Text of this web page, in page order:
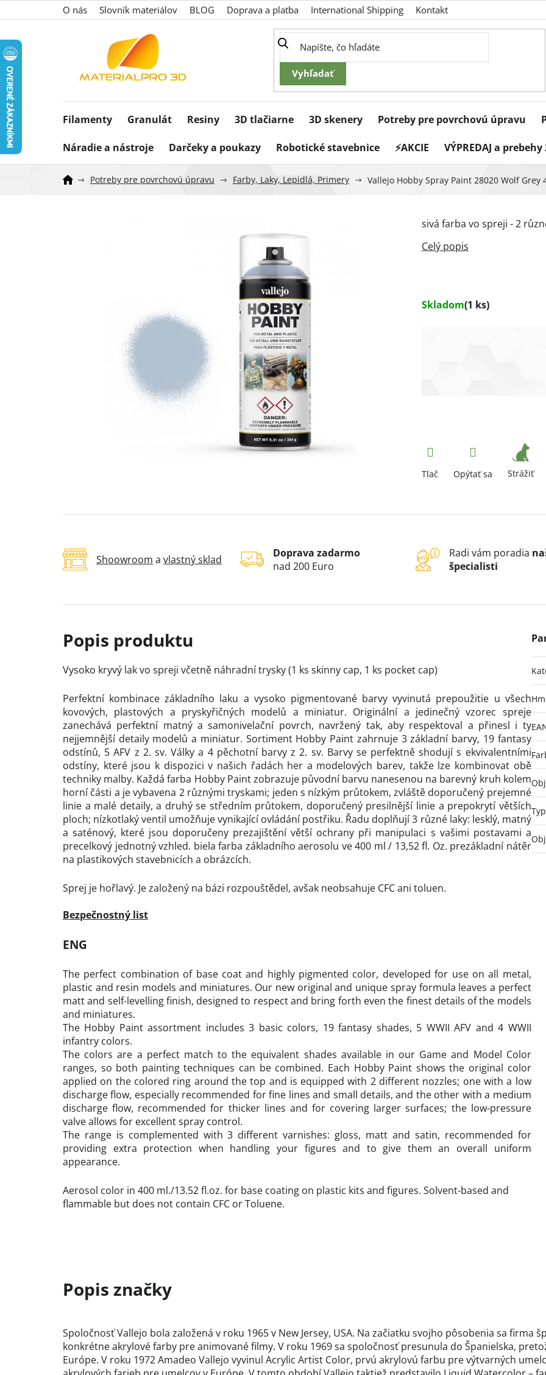
na
O nás Slovník materiálov BLOG Doprava a platba International Shipping Kontakt
Filamenty Granulát Resiny 3D tlačiarne 3D skenery Potreby pre povrchovú úpravu
Náradie a nástroje Darčeky a poukazy Robotické stavebnice ⚡AKCIE VÝPREDAJ a
Potreby pre povrchovú úpravu Farby, Laky, Lepidlá, Primery Vallejo Hobby Spray Paint 28020 Wolf Grey
Skladom(1 ks)
sivá farba vo spreji - 2
Tlač Opýtať sa Strážiť
Shoowroom a vlastný sklad
Doprava zadarmo
nad 200 Euro
Radi vám poradia
špecialisti
Vysoko kryvý lak vo spreji včetně náhradní trysky (1 ks skinny cap, 1 ks pocket cap)
Perfektní kombinace základního laku a vysoko pigmentované barvy vyvinutá prepoužitie u všech
kovových, plastových a pryskyřičných modelů a miniatur. Originální a jedinečný vzorec spreje
zanechává perfektní matný a samonivelační povrch, navržený tak, aby respektoval a přinesl i ty
nejjemnější detaily modelů a miniatur. Sortiment Hobby Paint zahrnuje 3 základní barvy, 19 fantasy
odstínů, 5 AFV z 2. sv. Války a 4 pěchotní barvy z 2. sv. Barvy se perfektně shodují s ekvivalentními
odstíny, které jsou k dispozici v našich řadách her a modelových barev, takže lze kombinovat obě
techniky malby. Každá farba Hobby Paint zobrazuje původní barvu nanesenou na barevný kruh kolem
horní části a je vybavena 2 různými tryskami; jeden s nízkým průtokem, zvláště doporučený prejemné
linie a malé detaily, a druhý se středním průtokem, doporučený presilnější linie a prepokrytí větších
ploch; nízkotlaký ventil umožňuje vynikající ovládání postřiku. Řadu doplňují 3 různé laky: lesklý, matný
a saténový, které jsou doporučeny prezajištění větší ochrany při manipulaci s vašimi postavami a
precelkový jednotný vzhled. biela farba základního aerosolu ve 400 ml / 13,52 fl. Oz. prezákladní nátěr
na plastikových stavebnicích a obrázcích.
Sprej je hořlavý. Je založený na bázi rozpouštědel, avšak neobsahuje CFC ani toluen.
Bezpečnostný list
ENG
The perfect combination of base coat and highly pigmented color, developed for use on all metal,
plastic and resin models and miniatures. Our new original and unique spray formula leaves a perfect
matt and self-levelling finish, designed to respect and bring forth even the finest details of the models
and miniatures.
The Hobby Paint assortment includes 3 basic colors, 19 fantasy shades, 5 WWII AFV and 4 WWII
infantry colors.
The colors are a perfect match to the equivalent shades available in our Game and Model Color
ranges, so both painting techniques can be combined. Each Hobby Paint shows the original color
applied on the colored ring around the top and is equipped with 2 different nozzles; one with a low
discharge flow, especially recommended for fine lines and small details, and the other with a medium
discharge flow, recommended for thicker lines and for covering larger surfaces; the low-pressure
valve allows for excellent spray control.
The range is complemented with 3 different varnishes: gloss, matt and satin, recommended for
providing extra protection when handling your figures and to give them an overall uniform
appearance.
Aerosol color in 400 ml./13.52 fl.oz. for base coating on plastic kits and figures. Solvent-based and
flammable but does not contain CFC or Toluene.
Spoločnosť Vallejo bola založená v roku 1965 v New Jersey, USA. Na začiatku svojho pôsobenia sa firma
konkrétne akrylové farby pre animované filmy. V roku 1969 sa spoločnosť presunula do Španielska,
Európe. V roku 1972 Amadeo Vallejo vyvinul Acrylic Artist Color, prvú akrylovú farbu pre výtvarných